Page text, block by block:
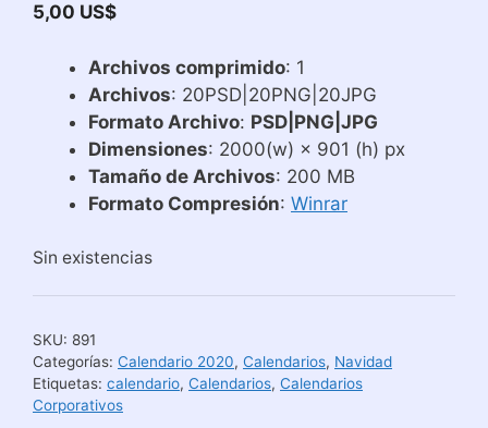
5,00 US$
Archivos comprimido: 1
Archivos: 20PSD|20PNG|20JPG
Formato Archivo: PSD|PNG|JPG
Dimensiones: 2000(w) × 901 (h) px
Tamaño de Archivos: 200 MB
Formato Compresión: Winrar
Sin existencias
SKU: 891
Categorías: Calendario 2020, Calendarios, Navidad
Etiquetas: calendario, Calendarios, Calendarios
Corporativos